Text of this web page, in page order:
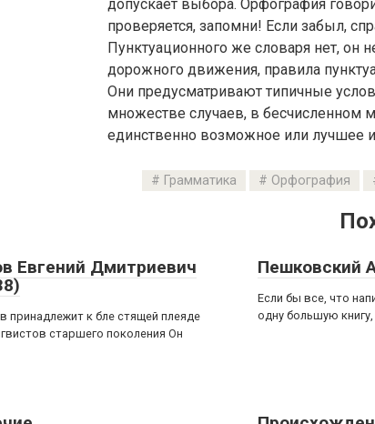
допускает выбора. Орфография
проверяется, запомни! Если забыл,
Пунктуационного же словаря нет,
дорожного движения, правила
Они предусматривают типичные
множестве случаев, в бесчисленном
единственно возможное или лучшее
Грамматика Орфография
Евгений Дмитриевич
принадлежит к бле стящей плеяде
старшего поколения Он
Пешковский
Если бы все, что
одну большую